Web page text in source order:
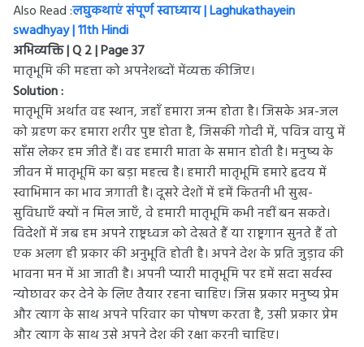
Also Read :लघुकथाएं संपूर्ण स्वाध्याय | Laghukathayein
swadhyay | 11th Hindi
अभिव्यक्ति | Q 2 | Page 37
मातृभूमि की महत्ता को अपनेशब्दों मेंव्यक्त कीजिए।
Solution :
मातृभूमि अर्थात वह स्थान, जहाँ हमारा जन्म होता है। जिसके अन्न-जल
को ग्रहण कर हमारा शरीर पुष्ट होता है, जिसकी गोदी में, पवित्र वायु में
साँस लेकर हम जीते हैं। वह हमारी माता के समान होती है। मनुष्य के
जीवन में मातृभूमि का बड़ा महत्त्व है। हमारी मातृभूमि हमारे हृदय में
स्वाभिमान का भाव जगाती है। दूसरे देशों में हमें कितनी भी सुख-
सुविधाएँ क्यों न मिल जाएँ, वे हमारी मातृभूमि कभी नहीं बन सकते।
विदेशों में जब हम अपने राष्ट्रध्वज को देखते हैं या राष्ट्रगान सुनते हैं तो
एक अलग ही प्रकार की अनुभूति होती है। अपने देश के प्रति जुड़ाव की
भावना मन में आ जाती है। अपनी प्यारी मातृभूमि पर हमें सदा सर्वस्व
न्योछावर कर देने के लिए तैयार रहना चाहिए। जिस प्रकार मनुष्य प्रेम
और त्याग के साथ अपने परिवार का पोषण करता है, उसी प्रकार प्रेम
और त्याग के साथ उसे अपने देश की रक्षा करनी चाहिए।